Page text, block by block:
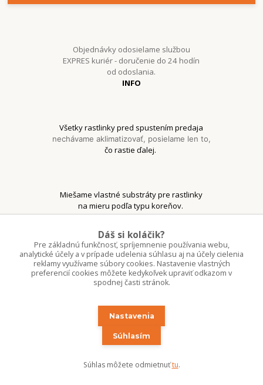
Objednávky odosielame službou
EXPRES kuriér - doručenie do 24 hodín
od odoslania.
INFO
Všetky rastlinky pred spustením predaja
nechávame aklimatizovať, posielame len to,
čo rastie ďalej.
Miešame vlastné substráty pre rastlinky
na mieru podľa typu koreňov.
Slow-plant koncept
Starostlivé a zero-waste balenie objednávok
Dáš si koláčik?
Pre základnú funkčnosť, spríjemnenie používania webu,
analytické účely a v prípade udelenia súhlasu aj na účely cielenia
reklamy využívame súbory cookies. Nastavenie vlastných
preferencií cookies môžete kedykoľvek upraviť odkazom v
spodnej časti stránok.
Nastavenia
Súhlasím
Súhlas môžete odmietnuťtu.